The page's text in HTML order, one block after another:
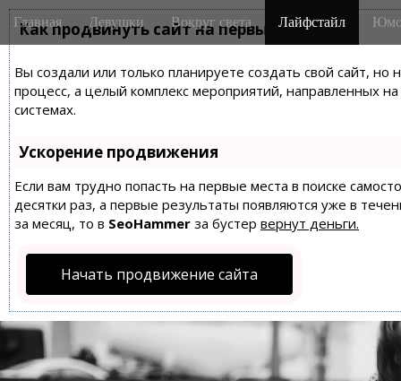
Как продвинуть сайт на первые места?
Вы создали или только планируете создать свой сайт,
процесс, а целый комплекс мероприятий, направленных
системах.
Ускорение продвижения
Если вам трудно попасть на первые места в поиске
десятки раз, а первые результаты появляются уже в
за месяц, то в SeoHammer за бустер вернут деньги.
Начать продвижение сайта
M
a
n
m
e
n
u
i
Главная Девушки Вокруг света Лайфстайл